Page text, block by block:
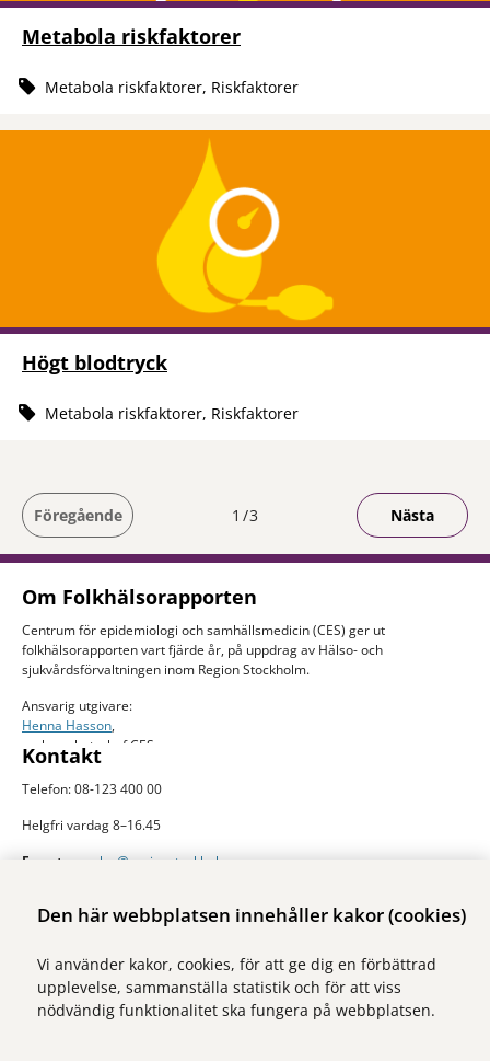
Den här webbplatsen innehåller kakor (cookies)
Vi använder kakor, cookies, för att ge dig en förbättrad
upplevelse, sammanställa statistik och för att viss
nödvändig funktionalitet ska fungera på webbplatsen.
Metabola riskfaktorer
Metabola riskfaktorer, Riskfaktorer
Högt blodtryck
Metabola riskfaktorer, Riskfaktorer
Föregående Du är på sida
1 3 Nästa
Om Folkhälsorapporten
Centrum för epidemiologi och samhällsmedicin (CES) ger ut
folkhälsorapporten vart fjärde år, på uppdrag av Hälso- och
sjukvårdsförvaltningen inom Region Stockholm.
Ansvarig utgivare:
Henna Hasson,
verksamhetschef CES
Kontakt
Telefon: 08-123 400 00
Helgfri vardag 8–16.45
E-post:
ces.slso@regionstockholm.se
Mer folkhälsodata
Stockholms län. Sidan drivs av Centrum för epidemiologi och
samhällsmedicin inom Region Stockholm.
Besök webbplatsen